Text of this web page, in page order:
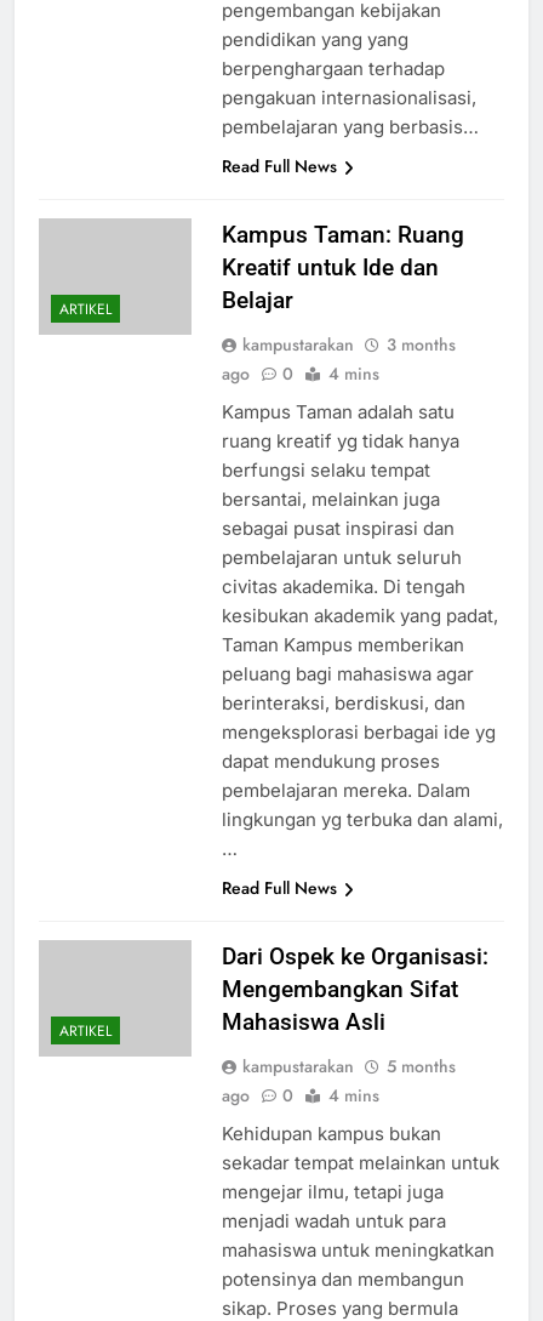
pengembangan kebijakan
pendidikan yang yang
berpenghargaan terhadap
pengakuan internasionalisasi,
pembelajaran yang berbasis…
Read Full News
ARTIKEL
Kampus Taman: Ruang
Kreatif untuk Ide dan
Belajar
kampustarakan
3 months
ago
0 4 mins
Kampus Taman adalah satu
ruang kreatif yg tidak hanya
berfungsi selaku tempat
bersantai, melainkan juga
sebagai pusat inspirasi dan
pembelajaran untuk seluruh
civitas akademika. Di tengah
kesibukan akademik yang padat,
Taman Kampus memberikan
peluang bagi mahasiswa agar
berinteraksi, berdiskusi, dan
mengeksplorasi berbagai ide yg
dapat mendukung proses
pembelajaran mereka. Dalam
lingkungan yg terbuka dan alami,
…
Read Full News
ARTIKEL
Dari Ospek ke Organisasi:
Mengembangkan Sifat
Mahasiswa Asli
kampustarakan
5 months
ago
0 4 mins
Kehidupan kampus bukan
sekadar tempat melainkan untuk
mengejar ilmu, tetapi juga
menjadi wadah untuk para
mahasiswa untuk meningkatkan
potensinya dan membangun
sikap. Proses yang bermula